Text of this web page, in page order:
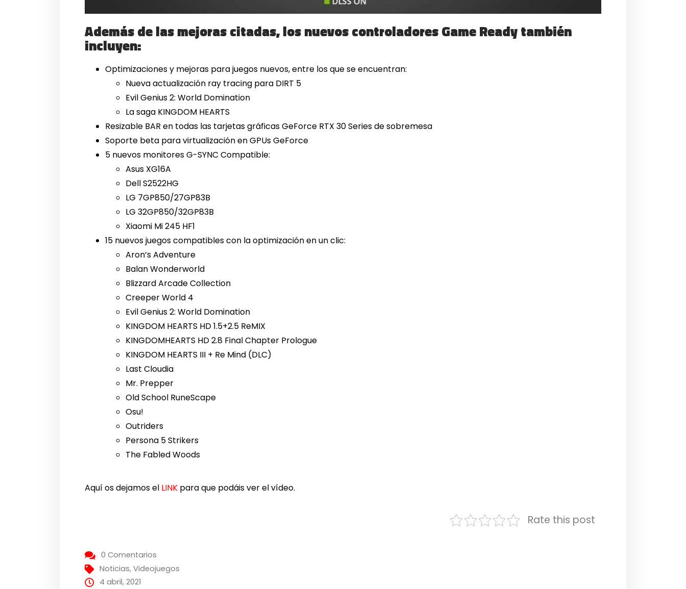
Además de las mejoras citadas, los nuevos controladores Game Ready también
incluyen:
Optimizaciones y mejoras para juegos nuevos, entre los que se encuentran:
Nueva actualización ray tracing para DIRT 5
Evil Genius 2: World Domination
La saga KINGDOM HEARTS
Resizable BAR en todas las tarjetas gráficas GeForce RTX 30 Series de sobremesa
Soporte beta para virtualización en GPUs GeForce
5 nuevos monitores G-SYNC Compatible:
Asus XG16A
Dell S2522HG
LG 7GP850/27GP83B
LG 32GP850/32GP83B
Xiaomi Mi 245 HF1
15 nuevos juegos compatibles con la optimización en un clic:
Aron’s Adventure
Balan Wonderworld
Blizzard Arcade Collection
Creeper World 4
Evil Genius 2: World Domination
KINGDOM HEARTS HD 1.5+2.5 ReMIX
KINGDOMHEARTS HD 2.8 Final Chapter Prologue
KINGDOM HEARTS III + Re Mind (DLC)
Last Cloudia
Mr. Prepper
Old School RuneScape
Osu!
Outriders
Persona 5 Strikers
The Fabled Woods
Aquí os dejamos el LINK para que podáis ver el vídeo.
Rate this post
0 Comentarios
Noticias,Videojuegos
4 abril, 2021